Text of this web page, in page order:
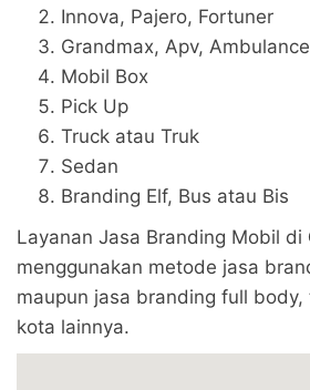
Innova, Pajero, Fortuner
Grandmax, Apv,
Mobil Box
Pick Up
Truck atau Truk
Sedan
Branding Elf, Bus atau Bis
Layanan Jasa Branding Mobil di
menggunakan metode jasa
maupun jasa branding full
kota lainnya.